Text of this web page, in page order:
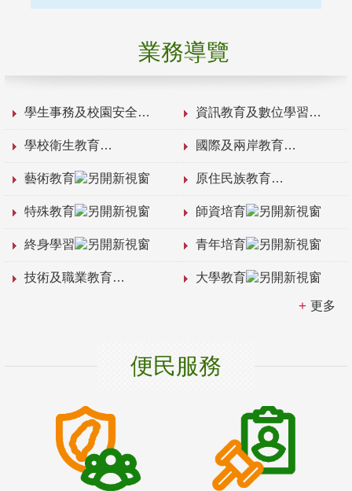
業務導覽
學生事務及校園安全 資訊教育及數位學習
學校衛生教育 國際及兩岸教育
藝術教育 原住民族教育
特殊教育 師資培育
終身學習 青年培育
技術及職業教育 大學教育
更多
便民服務